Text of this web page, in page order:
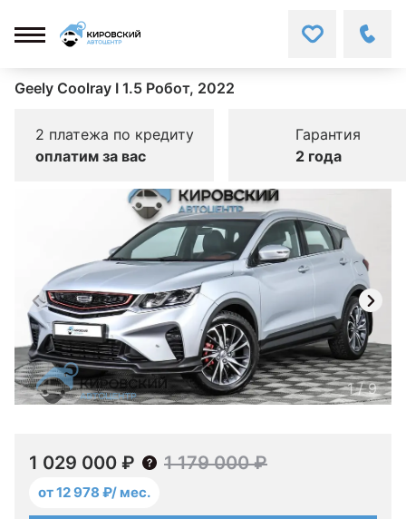
Geely Coolray I 1.5 Робот, 2022
2 платежа по кредиту
оплатим за вас
Гарантия
2 года
1/9
1 029 000 ₽ 1 179 000 ₽
от 12 978 ₽/ мес.